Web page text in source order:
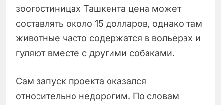
зоогостиницах Ташкента цена может
составлять около 15 долларов, однако там
животные часто содержатся в вольерах и
гуляют вместе с другими собаками.
Сам запуск проекта оказался
относительно недорогим. По словам